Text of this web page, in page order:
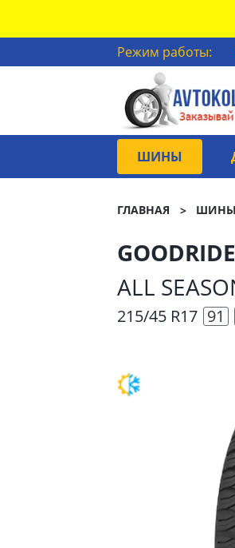
Режим работы:
ШИНЫ
ГЛАВНАЯ ШИНЫ
GOODRIDE
ALL
215/45 R17 91